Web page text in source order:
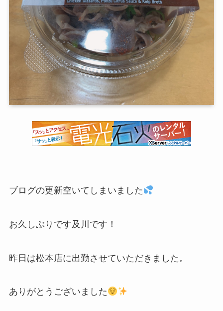
ブログの更新空いてしまいました
お久しぶりです及川です！
昨日は松本店に出勤させていただきました。
ありがとうございました